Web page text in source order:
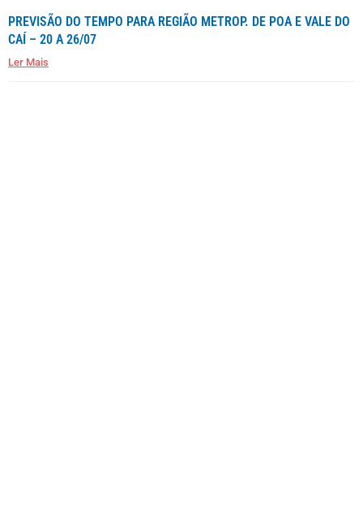
PREVISÃO DO TEMPO PARA REGIÃO METROP. DE POA E VALE DO
CAÍ – 20 A 26/07
Ler Mais